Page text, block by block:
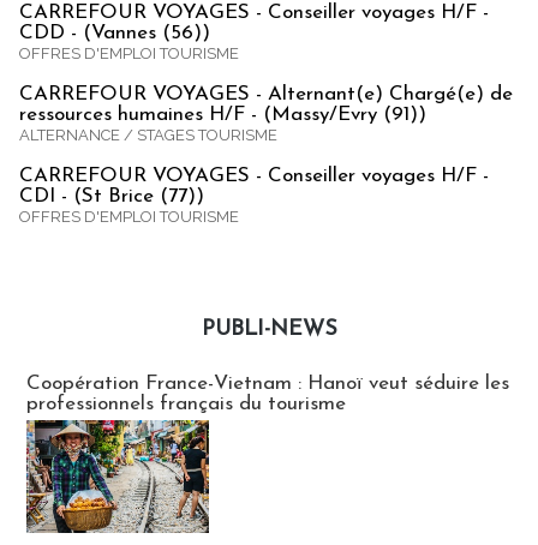
CARREFOUR VOYAGES - Conseiller voyages H/F -
CDD - (Vannes (56))
OFFRES D'EMPLOI TOURISME
CARREFOUR VOYAGES - Alternant(e) Chargé(e) de
ressources humaines H/F - (Massy/Evry (91))
ALTERNANCE / STAGES TOURISME
CARREFOUR VOYAGES - Conseiller voyages H/F -
CDI - (St Brice (77))
OFFRES D'EMPLOI TOURISME
PUBLI-NEWS
Coopération France-Vietnam : Hanoï veut séduire les
professionnels français du tourisme